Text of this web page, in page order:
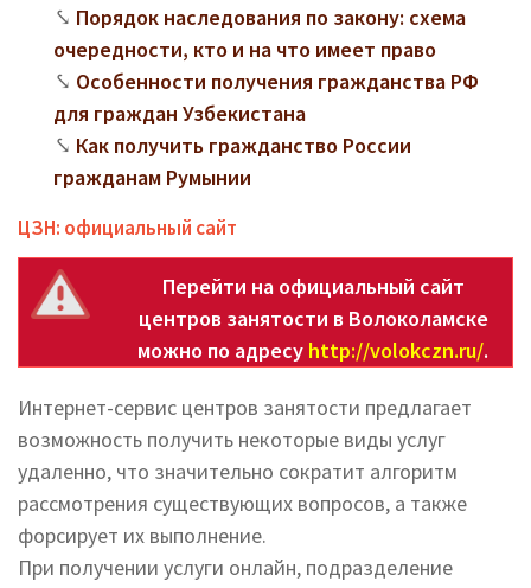
Порядок наследования по закону: схема
очередности, кто и на что имеет право
Особенности получения гражданства РФ
для граждан Узбекистана
Как получить гражданство России
гражданам Румынии
ЦЗН: официальный сайт
Перейти на официальный сайт
центров занятости в Волоколамске
можно по адресу http://volokczn.ru/.
Интернет-сервис центров занятости предлагает
возможность получить некоторые виды услуг
удаленно, что значительно сократит алгоритм
рассмотрения существующих вопросов, а также
форсирует их выполнение.
При получении услуги онлайн, подразделение